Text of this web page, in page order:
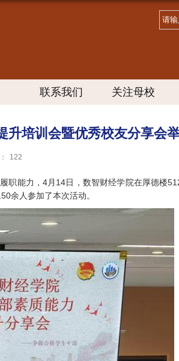
联系我们 关注母校
培训会暨优秀校友分享会
122
职能力，4月14日，数智财经学院在厚德楼
余人参加了本次活动。